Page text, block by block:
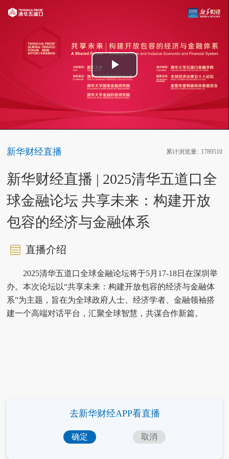
Play
Video
新华财经直播 累计浏览量: 1789510
新华财经直播 | 2025清华五道口全
球金融论坛 共享未来：构建开放
包容的经济与金融体系
直播介绍
2025清华五道口全球金融论坛将于5月17-18日在深圳举
办。本次论坛以“共享未来：构建开放包容的经济与金融体
系”为主题，旨在为全球政府人士、经济学者、金融领袖搭
建一个高端对话平台，汇聚全球智慧，共谋合作新篇。
去新华财经APP看直播
确定 取消